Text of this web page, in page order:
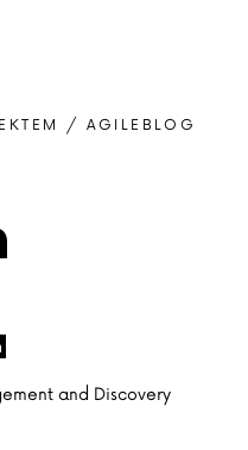
/ AGILE BLOG
and Discovery